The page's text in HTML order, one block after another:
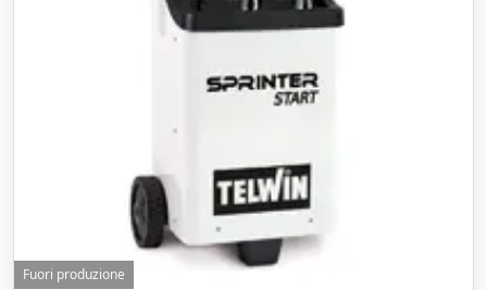
Fuori produzione